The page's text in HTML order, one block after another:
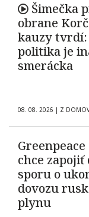
Šimečka
obrane
kauzy tvrdí:
politika je
smerácka
08. 08. 2026 | Z
Greenpeace
chce zapojiť
sporu o
dovozu
plynu